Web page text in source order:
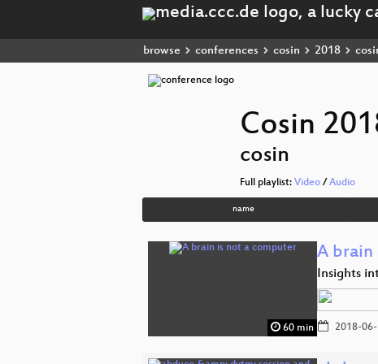
browse conferences cosin 2018
Cosin
cosin
Full playlist: Video / Audio
name
60 min
A brain
Insights
2018-